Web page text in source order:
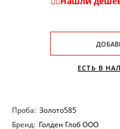
ЕСТЬ В
Проба: Золото585
Бренд: Голден Глоб ООО